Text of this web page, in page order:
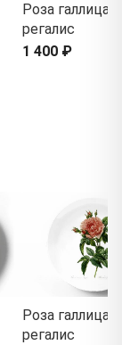
Роза галлица
регалис
1 400 ₽
Роза галлица
регалис